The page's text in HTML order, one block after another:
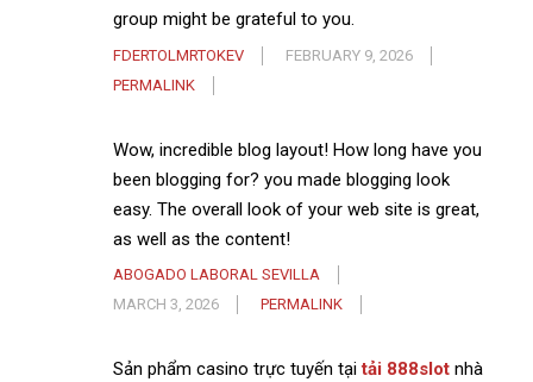
group might be grateful to you.
FDERTOLMRTOKEV
FEBRUARY 9, 2026
PERMALINK
Wow, incredible blog layout! How long have you
been blogging for? you made blogging look
easy. The overall look of your web site is great,
as well as the content!
ABOGADO LABORAL SEVILLA
MARCH 3, 2026
PERMALINK
Sản phẩm casino trực tuyến tạitải 888slot nhà